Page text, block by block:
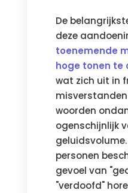
De
deze
toenemende
hoge tonen te
wat zich uit in
woorden
ogenschijnlijk
personen
gevoel van
"verdoofd"